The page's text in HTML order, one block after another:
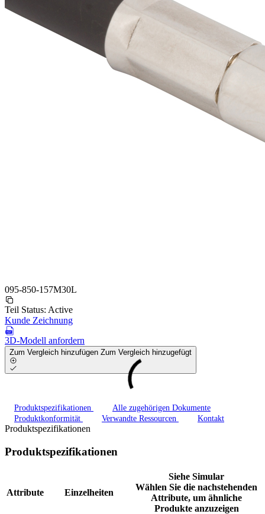
095-850-157M30L
Teil Status: Active
Kunde Zeichnung
3D-Modell anfordern
Zum Vergleich hinzufügen Zum Vergleich hinzugefügt
Produktspezifikationen
Alle zugehörigen Dokumente
Produktkonformität
Verwandte Ressourcen Kontakt
Produktspezifikationen
Produktspezifikationen
Attribute Einzelheiten
Siehe Simular
Wählen Sie die nachstehenden
Attribute, um ähnliche
Produkte anzuzeigen